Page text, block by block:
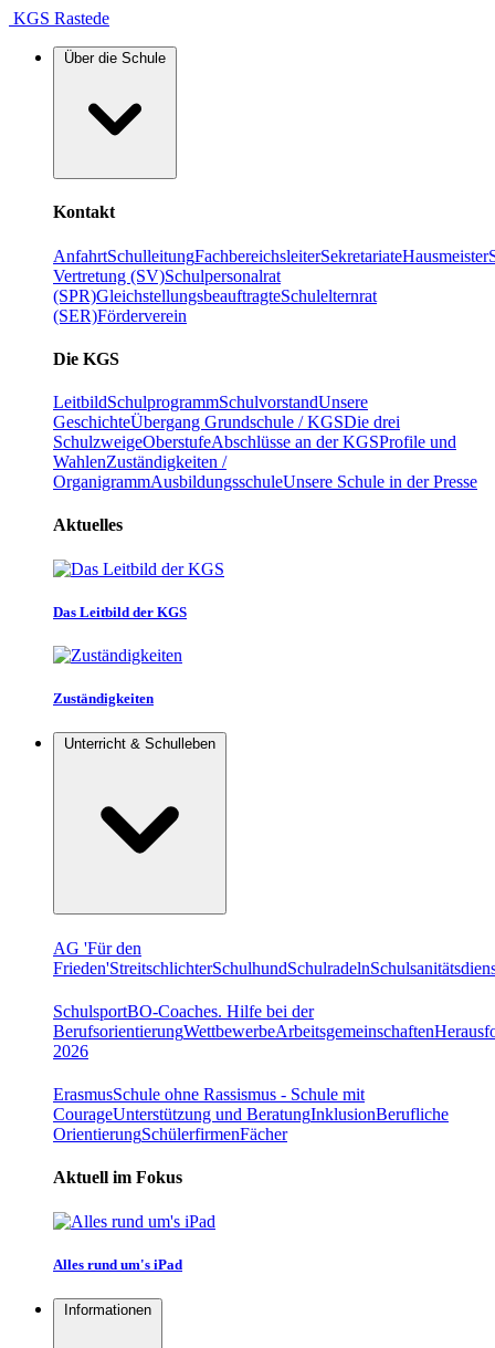
KGS Rastede
Über die Schule
Kontakt
AnfahrtSchulleitungFachbereichsleiterSekretariateHausmeister
Vertretung (SV)Schulpersonalrat
(SPR)GleichstellungsbeauftragteSchulelternrat
(SER)Förderverein
Die KGS
LeitbildSchulprogrammSchulvorstandUnsere
GeschichteÜbergang Grundschule / KGSDie drei
SchulzweigeOberstufeAbschlüsse an der KGSProfile und
WahlenZuständigkeiten /
OrganigrammAusbildungsschuleUnsere Schule in der Presse
Aktuelles
Das Leitbild der KGS
Zuständigkeiten
Unterricht & Schulleben
AG 'Für den
Frieden'StreitschlichterSchulhundSchulradeln
SchulsportBO-Coaches. Hilfe bei der
BerufsorientierungWettbewerbeArbeitsgemeinschaften
2026
ErasmusSchule ohne Rassismus - Schule mit
CourageUnterstützung und BeratungInklusionBerufliche
OrientierungSchülerfirmenFächer
Aktuell im Fokus
Alles rund um's iPad
Informationen